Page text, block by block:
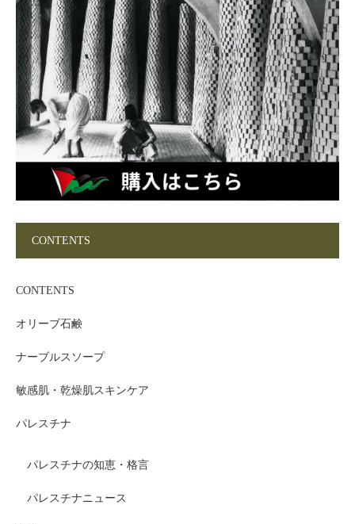
CONTENTS
CONTENTS
オリーブ石鹸
ナーブルスソープ
敏感肌・乾燥肌スキンケア
パレスチナ
パレスチナの知恵・格言
パレスチナニュース